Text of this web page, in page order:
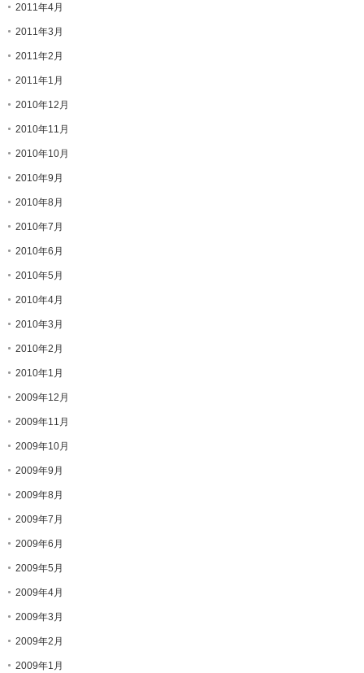
2011年4月
2011年3月
2011年2月
2011年1月
2010年12月
2010年11月
2010年10月
2010年9月
2010年8月
2010年7月
2010年6月
2010年5月
2010年4月
2010年3月
2010年2月
2010年1月
2009年12月
2009年11月
2009年10月
2009年9月
2009年8月
2009年7月
2009年6月
2009年5月
2009年4月
2009年3月
2009年2月
2009年1月